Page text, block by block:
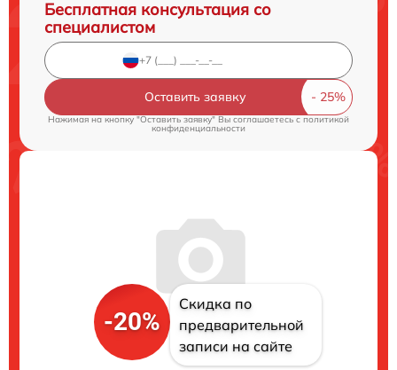
Бесплатная консультация со
специалистом
Оставить заявку
Нажимая на кнопку "Оставить заявку" Вы соглашаетесь cполитикой
конфиденциальности
-20%
Скидка по
предварительной
записи на сайте